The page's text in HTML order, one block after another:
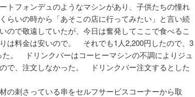
トフォンデュのようなマシンがあり、子供たちの憧れ
いの時から「あそこの店に行ってみたい」と言い続
で敬遠していたが、今日は奮発してここで食べるこ
は料金は安いので。 それでも1人2,200円したので、3
た。 ドリンクバーはコーヒーマシンの不調によりジュ
で、注文しなかった。 ドリンクバー注文するとした
の刺さっている串をセルフサービスコーナーから取